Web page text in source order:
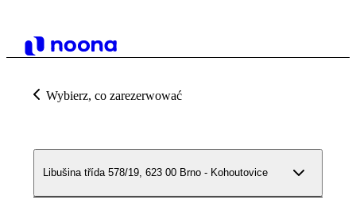
Wybierz, co zarezerwować
Libušina třída 578/19, 623 00 Brno - Kohoutovice